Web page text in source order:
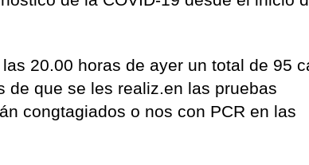
20.00 horas de ayer un total de 95
de que se les realiz.en las pruebas
congtagiados o nos con PCR en las